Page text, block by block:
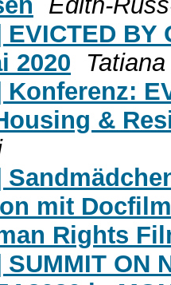
BY
2020
&
mit
Rights
ON